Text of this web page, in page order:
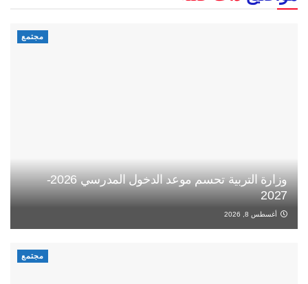
مجتمع
وزارة التربية تحسم موعد الدخول المدرسي 2026-
2027
أغسطس 8, 2026
مجتمع